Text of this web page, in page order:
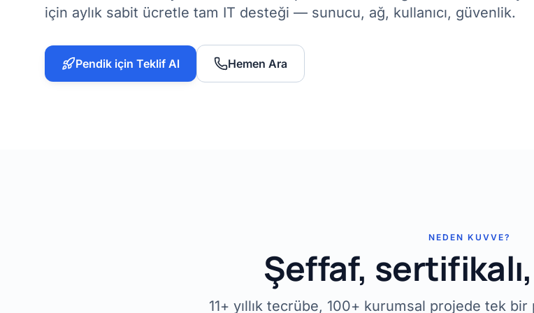
için aylık sabit ücretle tam IT desteği — sunucu, ağ, kullanıcı, güvenlik.
Pendik için Teklif Al Hemen Ara
NEDEN KUVVE?
Şeffaf,
11+ yıllık tecrübe, 100+ kurumsal projede tek